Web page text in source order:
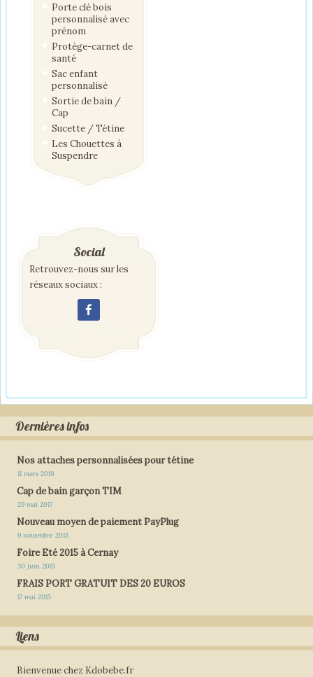
Porte clé bois
personnalisé avec
prénom
Protège-carnet de
santé
Sac enfant
personnalisé
Sortie de bain /
Cap
Sucette / Tétine
Les Chouettes à
Suspendre
Social
Retrouvez-nous sur les
réseaux sociaux :
Dernières infos
Nos attaches personnalisées pour tétine
11 mars 2019
Cap de bain garçon TIM
29 mai 2017
Nouveau moyen de paiement PayPlug
9 novembre 2015
Foire Eté 2015 à Cernay
30 juin 2015
FRAIS PORT GRATUIT DES 20 EUROS
17 mai 2015
Liens
Bienvenue chez Kdobebe.fr